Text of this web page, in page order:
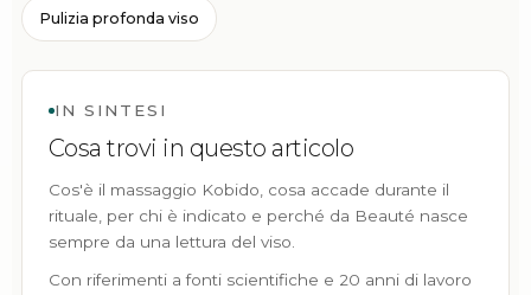
Pulizia profonda viso
IN SINTESI
Cosa trovi in questo articolo
Cos'è il massaggio Kobido, cosa accade durante il
rituale, per chi è indicato e perché da Beauté nasce
sempre da una lettura del viso.
Con riferimenti a fonti scientifiche e 20 anni di lavoro